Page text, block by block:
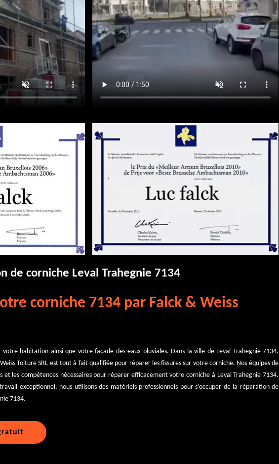
de corniche Leval Trahegnie 7134
corniche 7134 par Falck & Weiss
habitation ainsi que votre façade des eaux pluviales. Dans la ville de Leval Trahegnie 7134,
Toiture SRL est tout à fait qualifiée pour réparer les fissures sur votre corniche. Nos équipes de
et les compétences nécessaires pour réparer efficacement votre corniche à Leval Trahegnie 7134.
exceptionnel, nous utilisons des matériels professionnels pour s’occuper de la réparation de
7134.